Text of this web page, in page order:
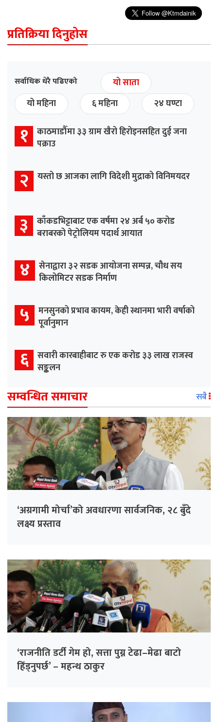
प्रतिक्रिया दिनुहोस
सर्वाधिक धेरै पढिएको
यो साता
यो महिना
६ महिना २४ घण्टा
१ काठमाडौँमा ३३ ग्राम खैरो हिरोइनसहित दुई जना
पक्राउ
२ यस्तो छ आजका लागि विदेशी मुद्राको विनिमयदर
३ काँकडभिट्टाबाट एक वर्षमा २४ अर्ब ५० करोड
बराबरको पेट्रोलियम पदार्थ आयात
४ सेनाद्वारा ३२ सडक आयोजना सम्पन्न, चौध सय
किलोमिटर सडक निर्माण
५ मनसुनको प्रभाव कायम, केही स्थानमा भारी वर्षाको
पूर्वानुमान
६ सवारी कारबाहीबाट रु एक करोड ३३ लाख राजस्व
सङ्कलन
सम्वन्धित समाचार सबै
‘अग्रगामी मोर्चा’को अवधारणा सार्वजनिक, २८ बुँदे
लक्ष्य प्रस्ताव
‘राजनीति डर्टी गेम हो, सत्ता पुग्न टेढा–मेढा बाटो
हिँड्नुपर्छ’ – महन्थ ठाकुर